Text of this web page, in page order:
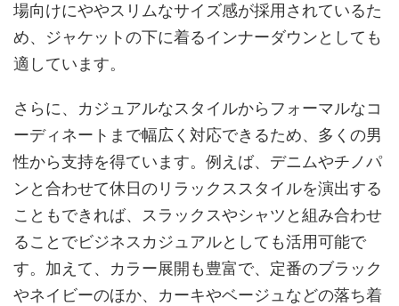
場向けにややスリムなサイズ感が採用されているた
め、ジャケットの下に着るインナーダウンとしても
適しています。
さらに、カジュアルなスタイルからフォーマルなコ
ーディネートまで幅広く対応できるため、多くの男
性から支持を得ています。例えば、デニムやチノパ
ンと合わせて休日のリラックススタイルを演出する
こともできれば、スラックスやシャツと組み合わせ
ることでビジネスカジュアルとしても活用可能で
す。加えて、カラー展開も豊富で、定番のブラック
やネイビーのほか、カーキやベージュなどの落ち着